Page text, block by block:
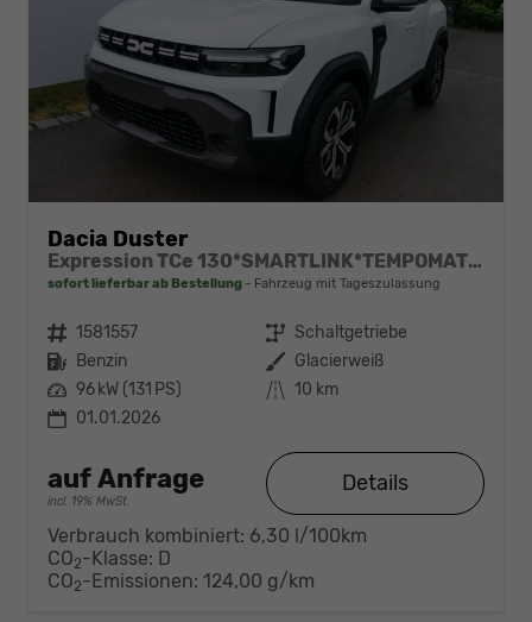
Dacia Duster
Expression TCe 130*SMARTLINK*TEMPOMAT*LED*PDC-KAMERA*SHZ*KLIMA*17-ZOLL
sofort lieferbar ab Bestellung Fahrzeug mit Tageszulassung
Fahrzeugnr. 1581557 Getriebe Schaltgetriebe
Kraftstoff Benzin Außenfarbe Glacierweiß
Leistung 96 kW (131 PS) Kilometerstand 10 km
01.01.2026
auf Anfrage
incl. 19% MwSt.
Details
Verbrauch kombiniert: 6,30 l/100km
CO2-Klasse: D
CO2-Emissionen: 124,00 g/km